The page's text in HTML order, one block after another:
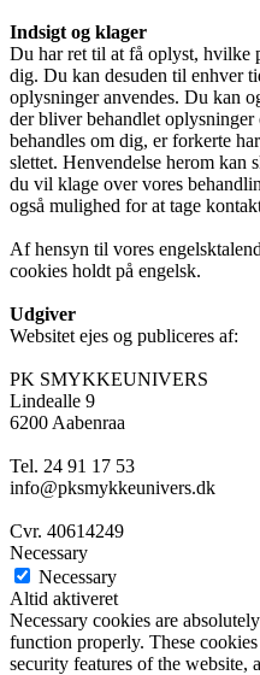
Indsigt og klager
Du har ret til at få oplyst, hvilke
dig. Du kan desuden til enhver
oplysninger anvendes. Du kan
der bliver behandlet
behandles om dig, er forkerte
slettet. Henvendelse herom kan
du vil klage over vores
også mulighed for at tage
Af hensyn til vores
cookies holdt på engelsk.
Udgiver
Websitet ejes og publiceres af:
PK SMYKKEUNIVERS
Lindealle 9
6200 Aabenraa
Tel. 24 91 17 53
info@pksmykkeunivers.dk
Cvr. 40614249
Necessary
Necessary
Altid aktiveret
Necessary cookies are
function properly. These
security features of the website,